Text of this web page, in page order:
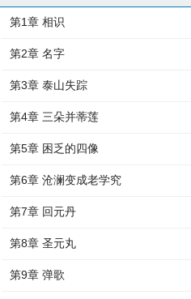
第1章 相识
第2章 名字
第3章 泰山失踪
第4章 三朵并蒂莲
第5章 困乏的四像
第6章 沧澜变成老学究
第7章 回元丹
第8章 圣元丸
第9章 弹歌